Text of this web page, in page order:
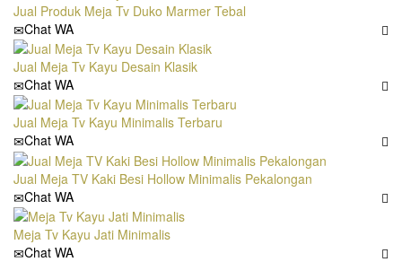
Jual Produk Meja Tv Duko Marmer Tebal
Chat WA
Jual Meja Tv Kayu Desain Klasik
Chat WA
Jual Meja Tv Kayu Minimalis Terbaru
Chat WA
Jual Meja TV Kaki Besi Hollow Minimalis Pekalongan
Chat WA
Meja Tv Kayu Jati Minimalis
Chat WA